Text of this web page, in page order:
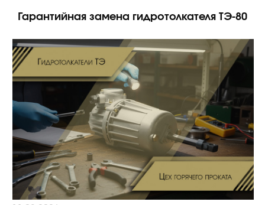
Гарантийная замена гидротолкателя ТЭ-80